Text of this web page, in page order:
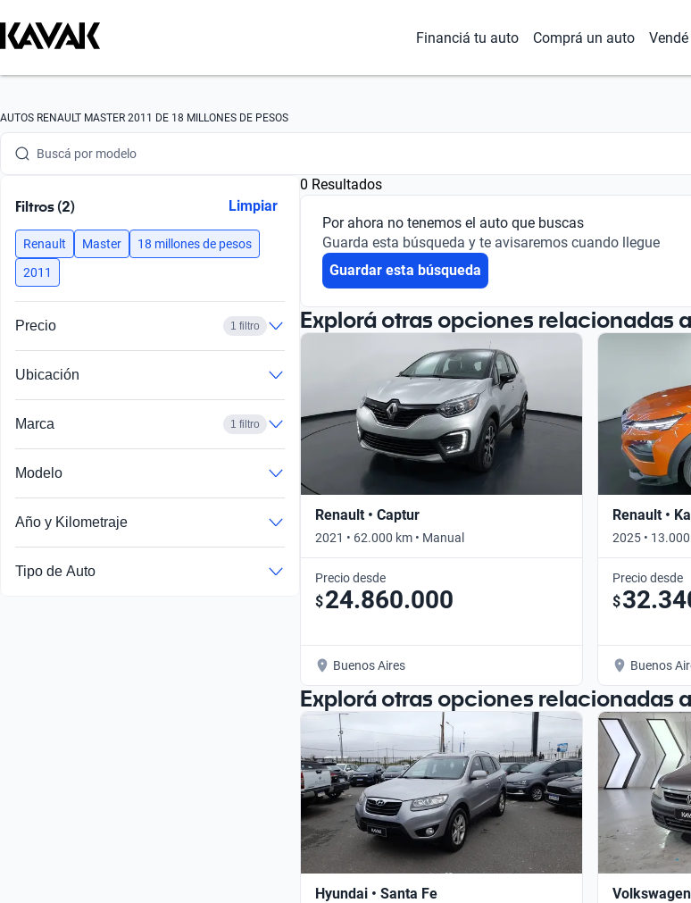
Financiá tu auto Comprá un auto
AUTOS RENAULT MASTER 2011 DE 18 MILLONES DE PESOS
Buscá por marca
Buscá por modelo
Buscá por año
Buscá por marca
Buscá por versión
Filtros (2) Limpiar
Renault Master
18 millones de pesos
2011
Precio 1 filtro
Ubicación
Marca 1 filtro
Modelo
Año y Kilometraje
Tipo de Auto
0 Resultados
Por ahora no tenemos el auto que buscas
Guarda esta búsqueda y te avisaremos cuando llegue
Guardar esta búsqueda
Explorá otras opciones relacionadas
Renault • Captur
2021 • 62.000 km • Manual
Precio desde
$24.860.000
Buenos Aires
Renault •
2025 •
Precio desde
$
Buenos
Explorá otras opciones relacionadas
Hyundai • Santa Fe